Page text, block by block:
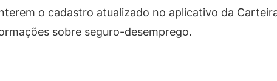
o cadastro atualizado no aplicativo da
sobre seguro-desemprego.